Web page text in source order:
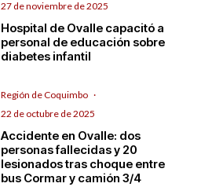
27 de noviembre de 2025
Hospital de Ovalle capacitó a
personal de educación sobre
diabetes infantil
Región de Coquimbo ·
22 de octubre de 2025
Accidente en Ovalle: dos
personas fallecidas y 20
lesionados tras choque entre
bus Cormar y camión 3/4